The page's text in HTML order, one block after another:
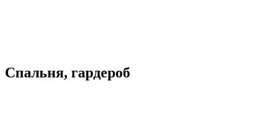
Спальня, гардероб